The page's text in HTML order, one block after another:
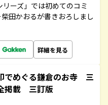
ーズ」では初めてのコミ
田かおるが書きおろしまし
詳細を見る
でめぐる鎌倉のお寺 三
掲載 三訂版